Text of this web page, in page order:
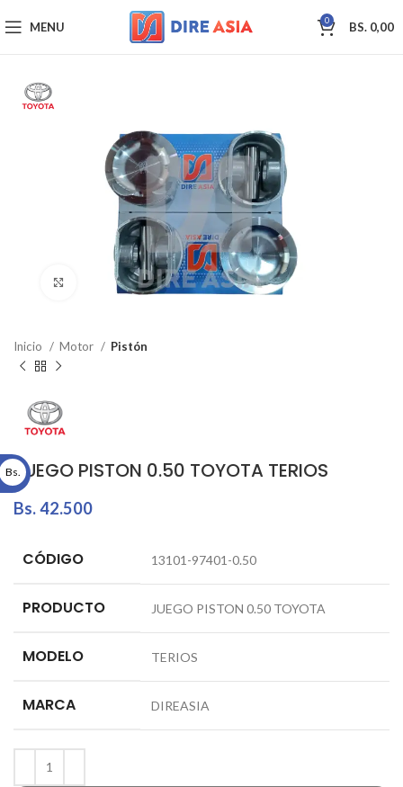
MENU 0 BS. 0,00
Click to enlarge
Inicio Motor Pistón
JUEGO PISTON 0.50 TOYOTA TERIOS
Bs.42.500
CÓDIGO 13101-97401-0.50
PRODUCTO JUEGO PISTON 0.50 TOYOTA
MODELO TERIOS
MARCA DIREASIA
Bs.